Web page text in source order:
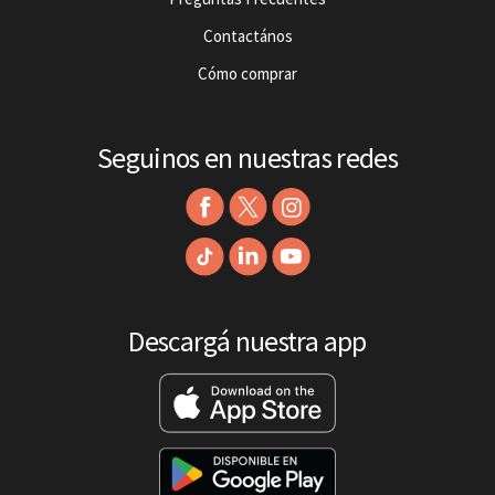
Contactános
Cómo comprar
Seguinos en nuestras redes
Descargá nuestra app